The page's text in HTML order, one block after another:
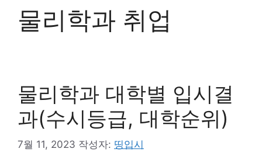
물리학과 취업
물리학과 대학별 입시결
과(수시등급, 대학순위)
7월 11, 2023 작성자: 띵입시